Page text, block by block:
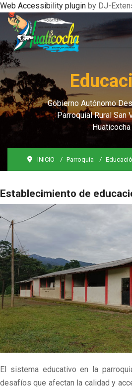
Web Accessibility plugin by DJ-
Gobierno Autónomo
Parroquial Rural San
Huaticocha
INICIO Parroquia
Establecimiento de
El sistema educativo en la
desafíos que afectan la calidad y